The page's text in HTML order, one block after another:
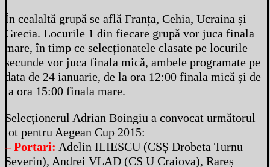
În cealaltă grupă se află Franța, Cehia, Ucraina și
Grecia. Locurile 1 din fiecare grupă vor juca finala
mare, în timp ce selecționatele clasate pe locurile
secunde vor juca finala mică, ambele programate pe
data de 24 ianuarie, de la ora 12:00 finala mică și de
la ora 15:00 finala mare.
Selecționerul Adrian Boingiu a convocat următorul
lot pentru Aegean Cup 2015:
– Portari: Adelin ILIESCU (CSȘ Drobeta Turnu
Severin), Andrei VLAD (CS U Craiova), Rareș